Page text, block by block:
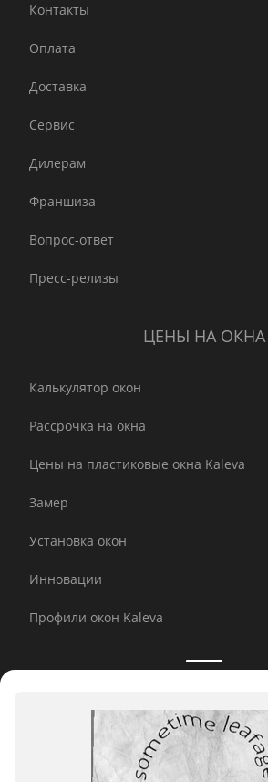
Контакты
Оплата
Доставка
Сервис
Дилерам
Франшиза
Вопрос-ответ
Пресс-релизы
ЦЕНЫ НА ОКНА
Калькулятор окон
Рассрочка на окна
Цены на пластиковые окна Kaleva
Замер
Установка окон
Инновации
Профили окон Kaleva
Принимаем к оплате:
E-mail рассылка